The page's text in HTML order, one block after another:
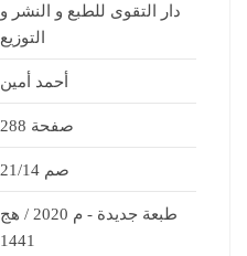
دار التقوى للطبع و النشر و
التوزيع
أحمد أمين
288 صفحة
21/14 صم
طبعة جديدة - م 2020 / هج
1441